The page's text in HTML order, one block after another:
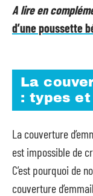
A lire en
d’une poussette
La
: types
La couverture
est impossible de
C’est pourquoi de
couverture